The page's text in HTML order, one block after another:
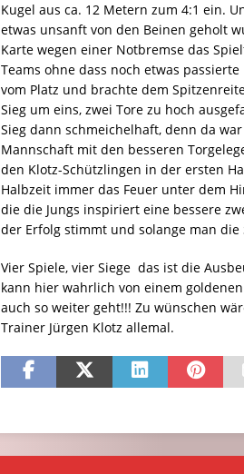
Kugel aus ca. 12 Metern zum 4:1 ein.
etwas unsanft von den Beinen geholt
Karte wegen einer Notbremse das
Teams ohne dass noch etwas
vom Platz und brachte dem
Sieg um eins, zwei Tore zu hoch
Sieg dann schmeichelhaft, denn da
Mannschaft mit den besseren
den Klotz-Schützlingen in der ersten
Halbzeit immer das Feuer unter dem
die die Jungs inspiriert eine bessere
der Erfolg stimmt und solange man die
Vier Spiele, vier Siege  das ist die
kann hier wahrlich von einem
auch so weiter geht!!! Zu wünschen
Trainer Jürgen Klotz allemal.